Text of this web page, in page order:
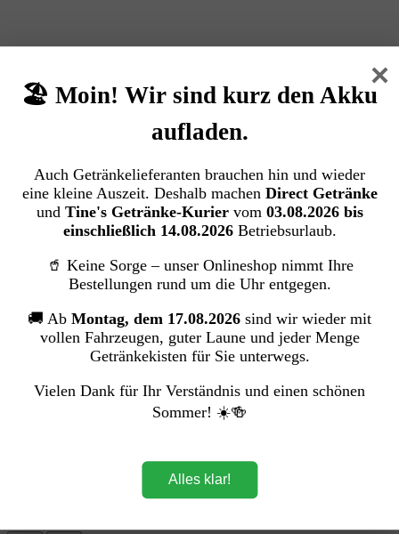
×
🏖️ Moin! Wir sind kurz den Akku
aufladen.
Auch Getränkelieferanten brauchen hin und wieder
eine kleine Auszeit. Deshalb machen Direct Getränke
und Tine's Getränke-Kuriervom 03.08.2026 bis
einschließlich 14.08.2026Betriebsurlaub.
🥤 Keine Sorge – unser Onlineshop nimmt Ihre
Bestellungen rund um die Uhr entgegen.
🚚 Ab Montag, dem 17.08.2026 sind wir wieder mit
vollen Fahrzeugen, guter Laune und jeder Menge
Getränkekisten für Sie unterwegs.
Vielen Dank für Ihr Verständnis und einen schönen
Sommer! ☀️🍻
Alles klar!